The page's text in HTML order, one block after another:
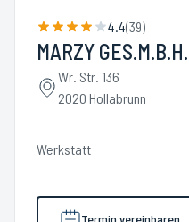
4.4(39)
MARZY
Wr. Str. 136
2020 Hollabrunn
Werkstatt
Termin vereinbaren